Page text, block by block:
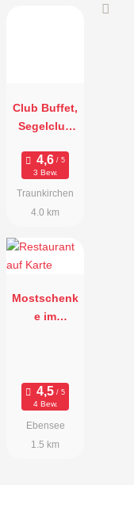
Club Buffet,
Segelclub
n SCT
3 Bew.
Traunkirchen
4.0 km
Mostschenk
e im
4 Bew.
Ebensee
1.5 km